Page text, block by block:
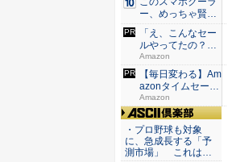
ー、めっちゃ賢
い。ただ冷...
「え、こんなセー
ルやってたの？」
80％O...
Amazon
【毎日変わる】Am
azonタイムセール
が...
Amazon
ASCII倶楽部
・プロ野球も対象
に、急成長する「予
測市場」 これは…